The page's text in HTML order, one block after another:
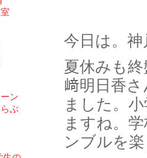
今日は。
夏休みも
﨑明日香
ました。
ますね。
ンブルを